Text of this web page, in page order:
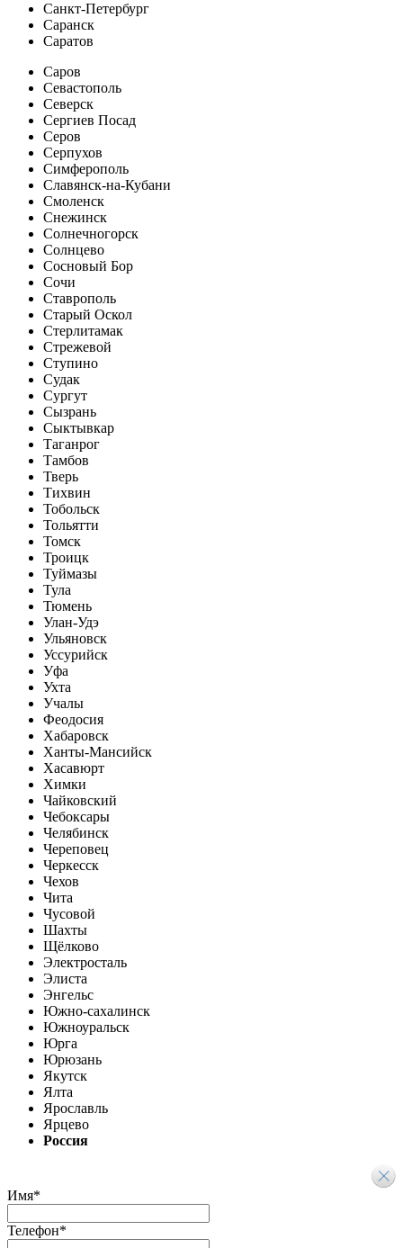
Санкт-Петербург
Саранск
Саратов
Саров
Севастополь
Северск
Сергиев Посад
Серов
Серпухов
Симферополь
Славянск-на-Кубани
Смоленск
Снежинск
Солнечногорск
Солнцево
Сосновый Бор
Сочи
Ставрополь
Старый Оскол
Стерлитамак
Стрежевой
Ступино
Судак
Сургут
Сызрань
Сыктывкар
Таганрог
Тамбов
Тверь
Тихвин
Тобольск
Тольятти
Томск
Троицк
Туймазы
Тула
Тюмень
Улан-Удэ
Ульяновск
Уссурийск
Уфа
Ухта
Учалы
Феодосия
Хабаровск
Ханты-Мансийск
Хасавюрт
Химки
Чайковский
Чебоксары
Челябинск
Череповец
Черкесск
Чехов
Чита
Чусовой
Шахты
Щёлково
Электросталь
Элиста
Энгельс
Южно-сахалинск
Южноуральск
Юрга
Юрюзань
Якутск
Ялта
Ярославль
Ярцево
Россия
Имя*
Телефон*